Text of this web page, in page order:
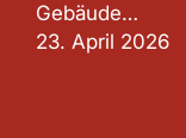
Gebäude…
23. April 2026